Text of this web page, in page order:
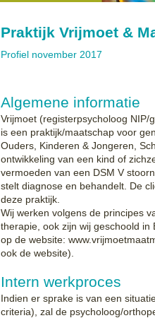
Praktijk Vrijmoet &
Profiel november 2017
Algemene informatie
Vrijmoet (registerpsycholoog
is een praktijk/maatschap voor
Ouders, Kinderen & Jongeren,
ontwikkeling van een kind of
vermoeden van een DSM V
stelt diagnose en behandelt. De
deze praktijk.
Wij werken volgens de principes
therapie, ook zijn wij geschoold
op de website:
ook de website).
Intern werkproces
Indien er sprake is van een
criteria), zal de psycholoog/